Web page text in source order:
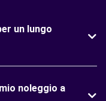
un lungo
noleggio a